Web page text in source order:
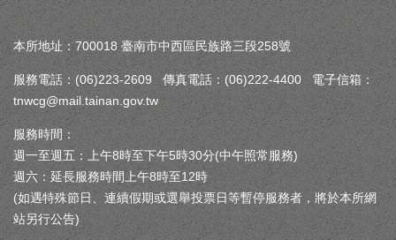
本所地址：700018 臺南市中西區民族路三段258號
服務電話：(06)223-2609 傳真電話：(06)222-4400 電子信箱：
tnwcg@mail.tainan.gov.tw
服務時間：
週一至週五：上午8時至下午5時30分(中午照常服務)
週六：延長服務時間上午8時至12時
(如遇特殊節日、連續假期或選舉投票日等暫停服務者，將於本所網
站另行公告)